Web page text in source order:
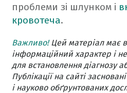
проблеми зі шлунком і
кровотеча.
Важливо!Цей матеріал має
інформаційний характер і
для встановлення діагнозу
Публікації на сайті
і науково обґрунтованих